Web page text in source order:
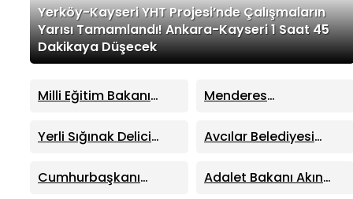
Yerköy-Kayseri YHT Projesi’nde Çalışmaların
Yarısı Tamamlandı! Ankara-Kayseri 1 Saat 45
Dakikaya Düşecek
Milli Eğitim Bakanı
YKS Sistemi
Değişmeyecek,
Müfredata Göre
Menderes
Operasyonu: Belediye
Başkanı İlkay Çiçek
Yerli Sığınak Delici
Testinde Hedefi Tam
İsabetle Vurdu
Avcılar Belediyesi
Operasyonu: 12
Şüpheli Tutuklandı
Cumhurbaşkanı
Adalet Bakanı Akın